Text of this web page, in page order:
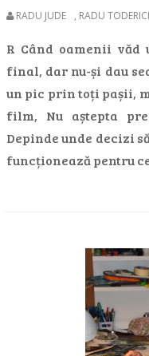
RADU JUDE , RADU TODERICI
R Când oamenii
final, dar nu-și dau
un pic prin toți pașii,
film, Nu aștepta
Depinde unde decizi
funcționează pentru